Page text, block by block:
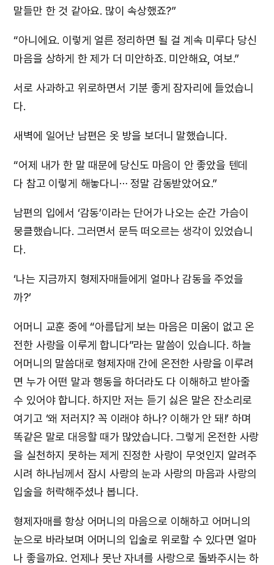
말들만 한 것 같아요. 많이 속상했죠?”
“아니에요. 이렇게 얼른 정리하면 될 걸 계속 미루다 당신
마음을 상하게 한 제가 더 미안하죠. 미안해요, 여보.”
서로 사과하고 위로하면서 기분 좋게 잠자리에 들었습니
다.
새벽에 일어난 남편은 옷 방을 보더니 말했습니다.
“어제 내가 한 말 때문에 당신도 마음이 안 좋았을 텐데
다 참고 이렇게 해놓다니⋯ 정말 감동받았어요.”
남편의 입에서 ‘감동’이라는 단어가 나오는 순간 가슴이
뭉클했습니다. 그러면서 문득 떠오르는 생각이 있었습니
다.
‘나는 지금까지 형제자매들에게 얼마나 감동을 주었을
까?’
어머니 교훈 중에 “아름답게 보는 마음은 미움이 없고 온
전한 사랑을 이루게 합니다”라는 말씀이 있습니다. 하늘
어머니의 말씀대로 형제자매 간에 온전한 사랑을 이루려
면 누가 어떤 말과 행동을 하더라도 다 이해하고 받아줄
수 있어야 합니다. 하지만 저는 듣기 싫은 말은 잔소리로
여기고 ‘왜 저러지? 꼭 이래야 하나? 이해가 안 돼!’ 하며
똑같은 말로 대응할 때가 많았습니다. 그렇게 온전한 사랑
을 실천하지 못하는 제게 진정한 사랑이 무엇인지 알려주
시려 하나님께서 잠시 사랑의 눈과 사랑의 마음과 사랑의
입술을 허락해주셨나 봅니다.
형제자매를 항상 어머니의 마음으로 이해하고 어머니의
눈으로 바라보며 어머니의 입술로 위로할 수 있다면 얼마
나 좋을까요. 언제나 못난 자녀를 사랑으로 돌봐주시는 하